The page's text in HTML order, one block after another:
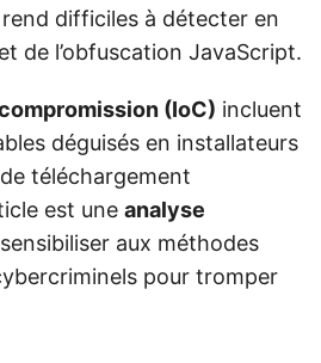
rend difficiles à détecter en
de l’obfuscation JavaScript.
(IoC) incluent
déguisés en installateurs
téléchargement
est une analyse
aux méthodes
pour tromper